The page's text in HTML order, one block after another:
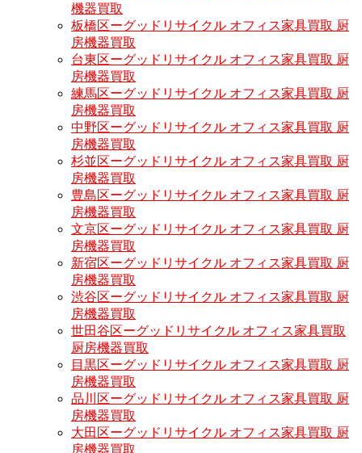
機器買取
板橋区ーグッドリサイクル オフィス家具買取 厨
房機器買取
台東区ーグッドリサイクル オフィス家具買取 厨
房機器買取
練馬区ーグッドリサイクル オフィス家具買取 厨
房機器買取
中野区ーグッドリサイクル オフィス家具買取 厨
房機器買取
杉並区ーグッドリサイクル オフィス家具買取 厨
房機器買取
豊島区ーグッドリサイクル オフィス家具買取 厨
房機器買取
文京区ーグッドリサイクル オフィス家具買取 厨
房機器買取
新宿区ーグッドリサイクル オフィス家具買取 厨
房機器買取
渋谷区ーグッドリサイクル オフィス家具買取 厨
房機器買取
世田谷区ーグッドリサイクル オフィス家具買取
厨房機器買取
目黒区ーグッドリサイクル オフィス家具買取 厨
房機器買取
品川区ーグッドリサイクル オフィス家具買取 厨
房機器買取
大田区ーグッドリサイクル オフィス家具買取 厨
房機器買取